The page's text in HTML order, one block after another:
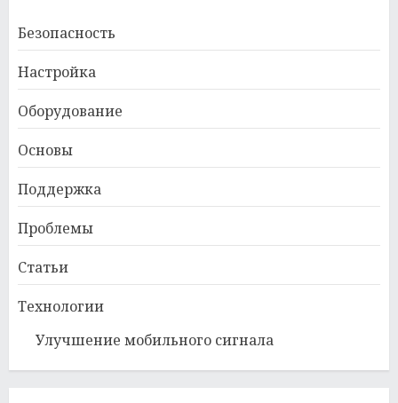
Безопасность
Настройка
Оборудование
Основы
Поддержка
Проблемы
Статьи
Технологии
Улучшение мобильного сигнала